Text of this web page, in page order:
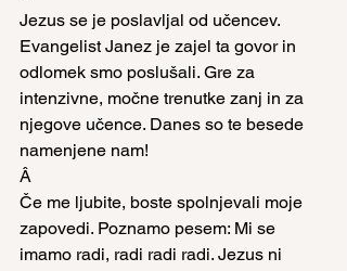
Jezus se je poslavljal od učencev.
Evangelist Janez je zajel ta govor in
odlomek smo poslušali. Gre za
intenzivne, močne trenutke zanj in za
njegove učence. Danes so te besede
namenjene nam!
Â
Če me ljubite, boste spolnjevali moje
zapovedi. Poznamo pesem: Mi se
imamo radi, radi radi radi. Jezus ni